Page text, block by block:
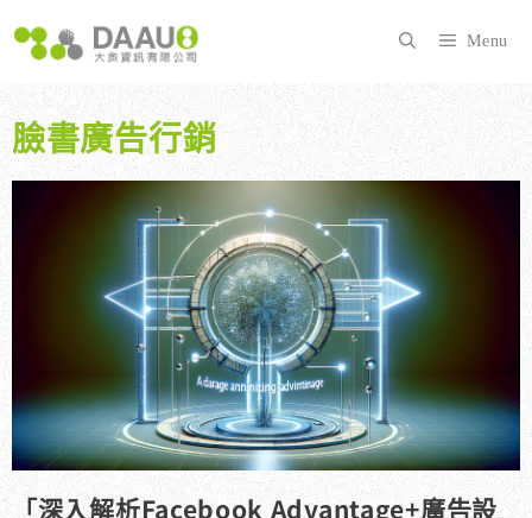
至
內
容
Menu
臉書廣告行銷
「深入解析Facebook Advantage+廣告設